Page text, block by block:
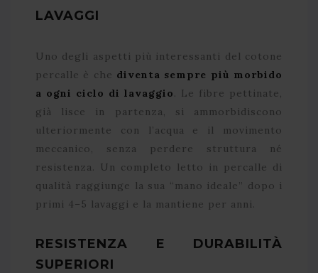
LAVAGGI
Uno degli aspetti più interessanti del cotone
percalle è che diventa sempre più morbido
a ogni ciclo di lavaggio. Le fibre pettinate,
già lisce in partenza, si ammorbidiscono
ulteriormente con l’acqua e il movimento
meccanico, senza perdere struttura né
resistenza. Un completo letto in percalle di
qualità raggiunge la sua “mano ideale” dopo i
primi 4–5 lavaggi e la mantiene per anni.
RESISTENZA E DURABILITÀ
SUPERIORI